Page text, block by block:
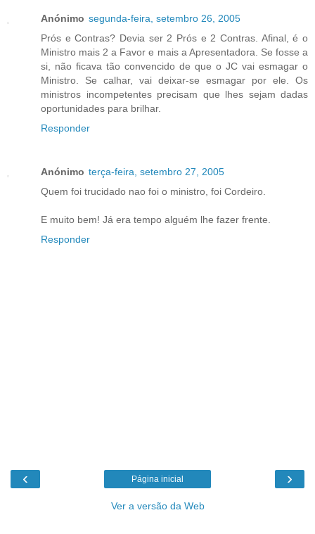
Anónimo segunda-feira, setembro 26, 2005
Prós e Contras? Devia ser 2 Prós e 2 Contras. Afinal, é o
Ministro mais 2 a Favor e mais a Apresentadora. Se fosse a
si, não ficava tão convencido de que o JC vai esmagar o
Ministro. Se calhar, vai deixar-se esmagar por ele. Os
ministros incompetentes precisam que lhes sejam dadas
oportunidades para brilhar.
Responder
Anónimo terça-feira, setembro 27, 2005
Quem foi trucidado nao foi o ministro, foi Cordeiro.
E muito bem! Já era tempo alguém lhe fazer frente.
Responder
‹ ›
Página inicial
Ver a versão da Web